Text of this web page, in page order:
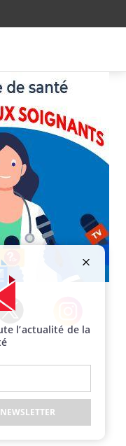
Instagram
l’actualité de la